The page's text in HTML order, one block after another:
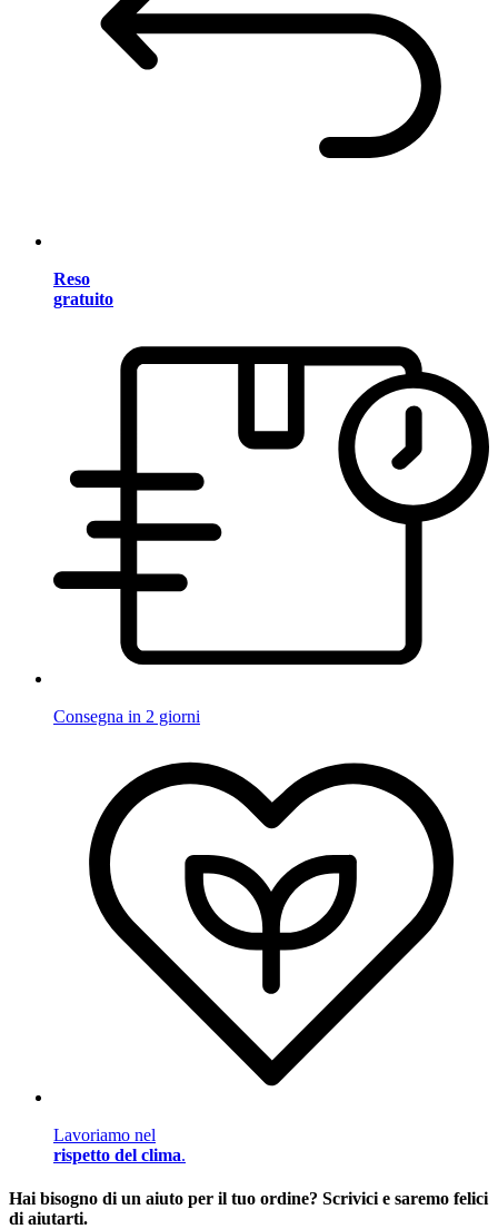
Reso
gratuito
Consegna in 2 giorni
Lavoriamo nel
rispetto del clima.
Hai bisogno di un aiuto per il tuo ordine? Scrivici e saremo felici
di aiutarti.